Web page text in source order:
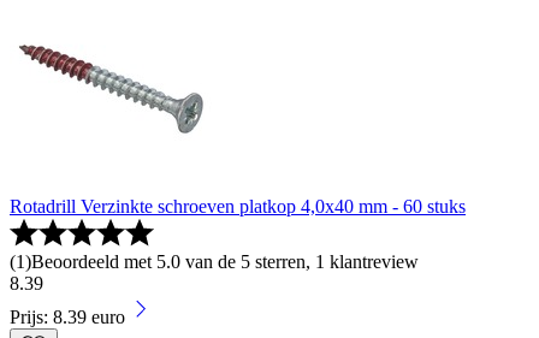
Rotadrill Verzinkte schroeven platkop 4,0x40 mm - 60 stuks
(1)Beoordeeld met 5.0 van de 5 sterren, 1 klantreview
8.39
Prijs: 8.39 euro